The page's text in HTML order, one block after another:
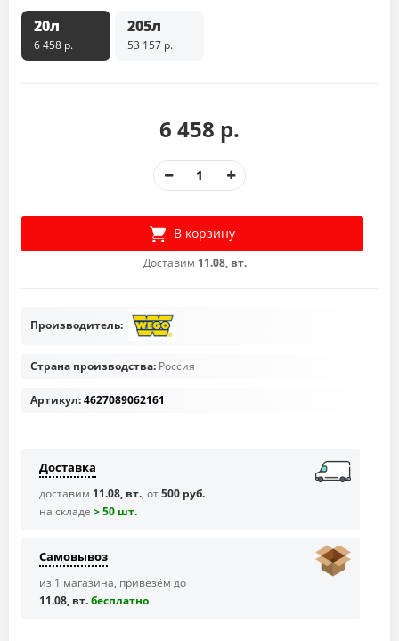
20л
6 458 р.
205л
53 157 р.
6 458 р.
В корзину
Доставим 11.08, вт.
Производитель:
Страна производства: Россия
Артикул:4627089062161
Доставка
доставим 11.08, вт., от500 руб.
на складе > 50 шт.
Самовывоз
из 1 магазина, привезём до
11.08, вт.бесплaтно